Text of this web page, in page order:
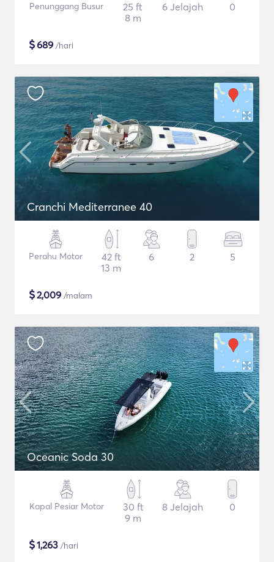
Penunggang Busur
25 ft
8 m
6 Jelajah 0
$689 /hari
Cranchi Mediterranee 40
Perahu Motor
42 ft
13 m
6 2 5
$2,009 /malam
Oceanic Soda 30
Kapal Pesiar Motor
30 ft
9 m
8 Jelajah 0
$1,263 /hari